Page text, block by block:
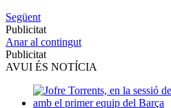
Següent
Publicitat
Anar al contingut
Publicitat
AVUI ÉS NOTÍCIA